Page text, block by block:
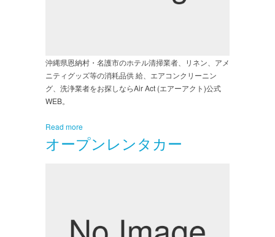
沖縄県恩納村・名護市のホテル清掃業者、リネン、アメ
ニティグッズ等の消耗品供 給、エアコンクリーニン
グ、洗浄業者をお探しならAir Act (エアーアクト)公式
WEB。
Read more
オープンレンタカー